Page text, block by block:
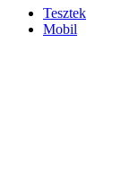
Tesztek
Mobil